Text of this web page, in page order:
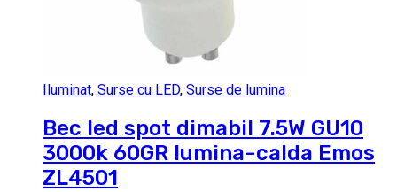
Iluminat, Surse cu LED, Surse de lumina
Bec led spot dimabil 7.5W GU10
3000k 60GR lumina-calda Emos
ZL4501